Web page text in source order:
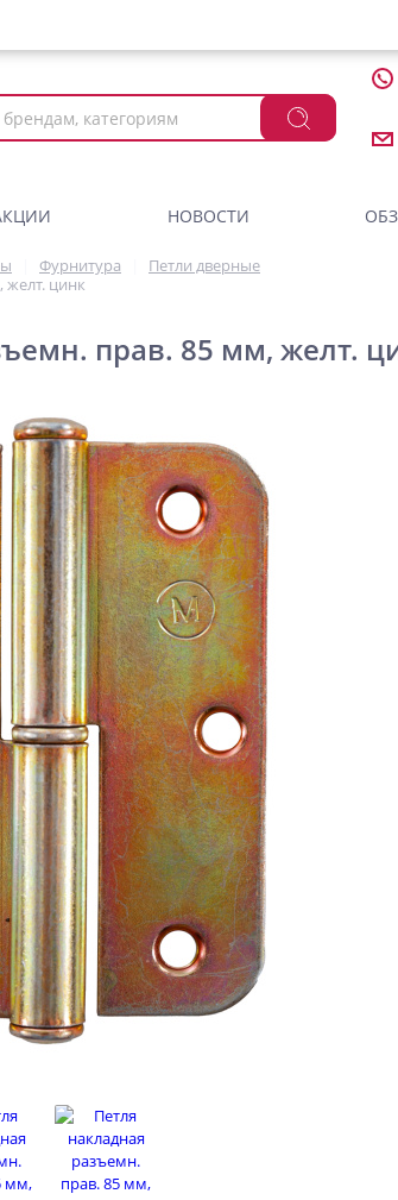
НОВОСТИ
Фурнитура
Петли дверные
желт. цинк
прав. 85 мм, желт.